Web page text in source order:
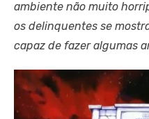
ambiente não muito
os delinquentes se
capaz de fazer algumas